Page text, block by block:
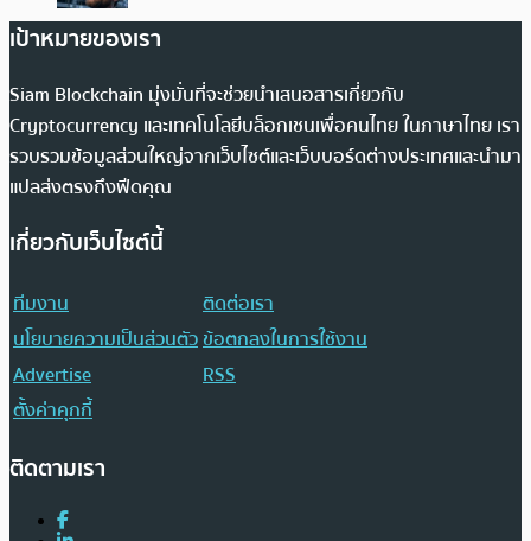
เป้าหมายของเรา
Siam Blockchain มุ่งมั่นที่จะช่วยนำเสนอสารเกี่ยวกับ
Cryptocurrency และเทคโนโลยีบล็อกเชนเพื่อคนไทย ในภาษาไทย เรา
รวบรวมข้อมูลส่วนใหญ่จากเว็บไซต์และเว็บบอร์ดต่างประเทศและนำมา
แปลส่งตรงถึงฟีดคุณ
เกี่ยวกับเว็บไซต์นี้
ทีมงาน
ติดต่อเรา
นโยบายความเป็นส่วนตัวข้อตกลงในการใช้งาน
Advertise
RSS
ตั้งค่าคุกกี้
ติดตามเรา